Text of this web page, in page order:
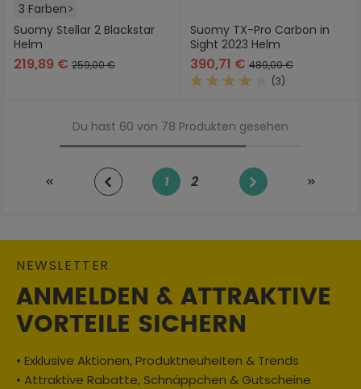
3 Farben
Suomy Stellar 2 Blackstar
Helm
219,89 € 259,00 €
Suomy TX-Pro Carbon in
Sight 2023 Helm
390,71 € 489,00 €
(3)
Du hast 60 von 78 Produkten gesehen
Seite
1 Seite
2
NEWSLETTER
ANMELDEN & ATTRAKTIVE
VORTEILE SICHERN
• Exklusive Aktionen, Produktneuheiten & Trends
• Attraktive Rabatte, Schnäppchen & Gutscheine